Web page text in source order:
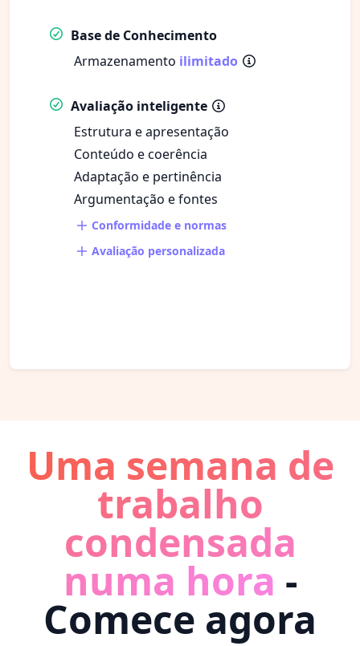
Base de Conhecimento
Armazenamento ilimitado
Avaliação inteligente
Estrutura e apresentação
Conteúdo e coerência
Adaptação e pertinência
Argumentação e fontes
Conformidade e normas
Avaliação personalizada
Uma semana de
trabalho
condensada
numa hora -
Comece agora